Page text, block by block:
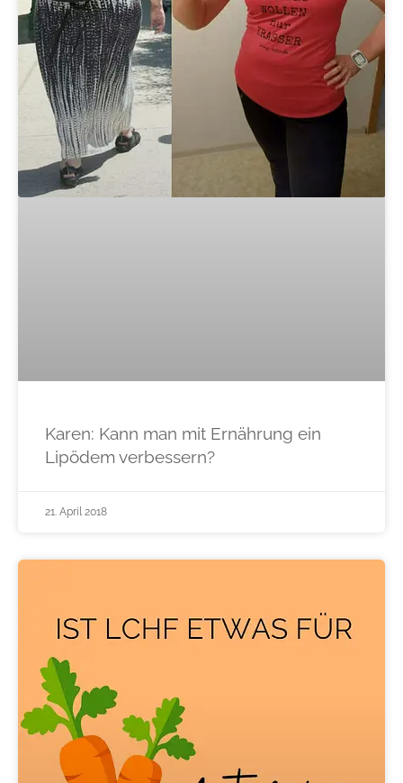
Karen: Kann man mit Ernährung ein
Lipödem verbessern?
21. April 2018